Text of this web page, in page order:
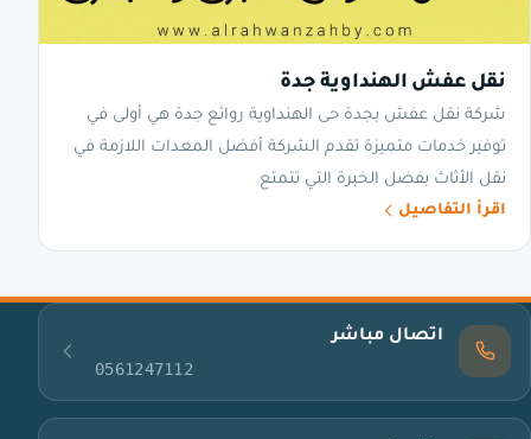
نقل عفش الهنداوية جدة
شركة نقل عفش بجدة حى الهنداوية روائع جدة هي أولى في
توفير خدمات متميزة تقدم الشركة أفضل المعدات اللازمة في
نقل الأثاث بفضل الخبرة التي تتمتع
اقرأ التفاصيل
اتصال مباشر
0561247112